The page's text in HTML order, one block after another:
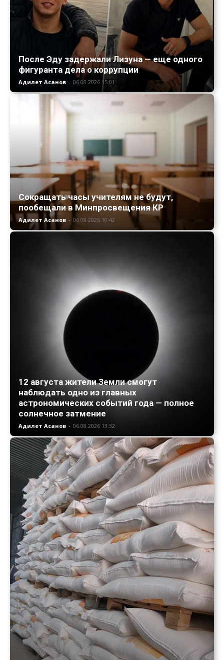
После Эду задержали Лизуна — еще одного
фигуранта дела о коррупции
Адилет Асанов - 06.08.2026 15:01
Сокращать часы учителям не будут,
пообещали в Минпросвещения КР
Адилет Асанов - 06.08.2026 10:42
12 августа жители Земли смогут
наблюдать одно из главных
астрономических событий года — полное
солнечное затмение
Адилет Асанов - 06.08.2026 13:32